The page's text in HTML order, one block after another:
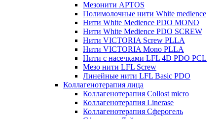
Мезонити APTOS
Полимолочные нити White medience
Нити White Medience PDO MONO
Нити White Medience PDO SCREW
Нити VICTORIA Screw PLLA
Нити VICTORIA Mono PLLA
Нити с насечками LFL 4D PDO PCL
Мезо нити LFL Screw
Линейные нити LFL Basic PDO
Коллагенотерапия лица
Коллагенотерапия Collost micro
Коллагенотерапия Linerase
Коллагенотерапия Сферогель